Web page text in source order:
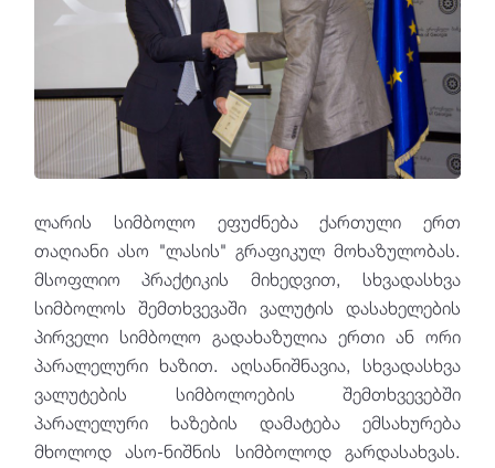
ლარის სიმბოლო ეფუძნება ქართული ერთ
თაღიანი ასო "ლასის" გრაფიკულ მოხაზულობას.
მსოფლიო პრაქტიკის მიხედვით, სხვადასხვა
სიმბოლოს შემთხვევაში ვალუტის დასახელების
პირველი სიმბოლო გადახაზულია ერთი ან ორი
პარალელური ხაზით. აღსანიშნავია, სხვადასხვა
ვალუტების სიმბოლოების შემთხვევებში
პარალელური ხაზების დამატება ემსახურება
მხოლოდ ასო-ნიშნის სიმბოლოდ გარდასახვას.